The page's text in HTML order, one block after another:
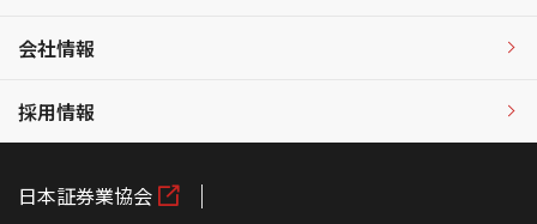
会社情報
採用情報
日本証券業協会